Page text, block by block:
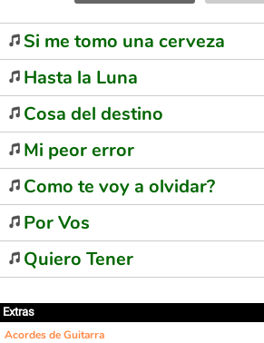
Si me tomo una cerveza
Hasta la Luna
Cosa del destino
Mi peor error
Como te voy a olvidar?
Por Vos
Quiero Tener
Extras
Acordes de Guitarra